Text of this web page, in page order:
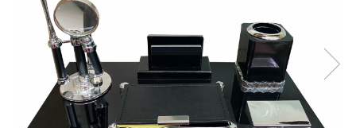
Bijuterii Mirese
Selectii
Reduceri
Cele mai noi
Cele mai vandute
Cele mai votate